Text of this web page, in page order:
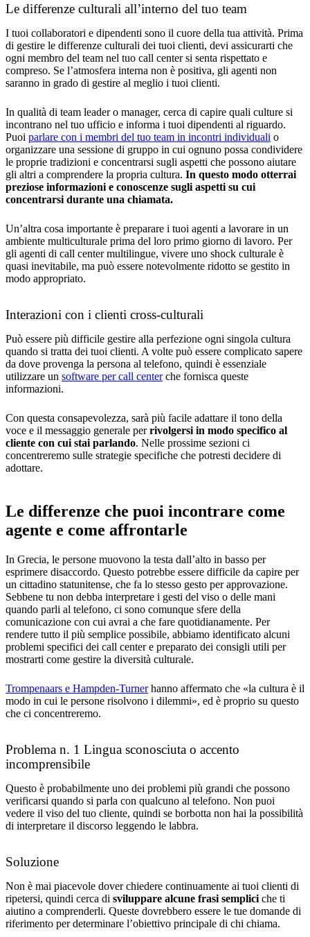
Le differenze culturali all’interno del tuo team
I tuoi collaboratori e dipendenti sono il cuore della tua attività. Prima
di gestire le differenze culturali dei tuoi clienti, devi assicurarti che
ogni membro del team nel tuo call center si senta rispettato e
compreso. Se l’atmosfera interna non è positiva, gli agenti non
saranno in grado di gestire al meglio i tuoi clienti.
In qualità di team leader o manager, cerca di capire quali culture si
incontrano nel tuo ufficio e informa i tuoi dipendenti al riguardo.
Puoi parlare con i membri del tuo team in incontri individuali o
organizzare una sessione di gruppo in cui ognuno possa condividere
le proprie tradizioni e concentrarsi sugli aspetti che possono aiutare
gli altri a comprendere la propria cultura. In questo modo otterrai
preziose informazioni e conoscenze sugli aspetti su cui
concentrarsi durante una chiamata.
Un’altra cosa importante è preparare i tuoi agenti a lavorare in un
ambiente multiculturale prima del loro primo giorno di lavoro. Per
gli agenti di call center multilingue, vivere uno shock culturale è
quasi inevitabile, ma può essere notevolmente ridotto se gestito in
modo appropriato.
Interazioni con i clienti cross-culturali
Può essere più difficile gestire alla perfezione ogni singola cultura
quando si tratta dei tuoi clienti. A volte può essere complicato sapere
da dove provenga la persona al telefono, quindi è essenziale
utilizzare un software per call centerche fornisca queste
informazioni.
Con questa consapevolezza, sarà più facile adattare il tono della
voce e il messaggio generale perrivolgersi in modo specifico al
cliente con cui stai parlando. Nelle prossime sezioni ci
concentreremo sulle strategie specifiche che potresti decidere di
adottare.
Le differenze che puoi incontrare come
agente e come affrontarle
In Grecia, le persone muovono la testa dall’alto in basso per
esprimere disaccordo. Questo potrebbe essere difficile da capire per
un cittadino statunitense, che fa lo stesso gesto per approvazione.
Sebbene tu non debba interpretare i gesti del viso o delle mani
quando parli al telefono, ci sono comunque sfere della
comunicazione con cui avrai a che fare quotidianamente. Per
rendere tutto il più semplice possibile, abbiamo identificato alcuni
problemi specifici dei call center e preparato dei consigli utili per
mostrarti come gestire la diversità culturale.
Trompenaars e Hampden-Turnerhanno affermato che «la cultura è il
modo in cui le persone risolvono i dilemmi», ed è proprio su questo
che ci concentreremo.
Problema n. 1 Lingua sconosciuta o accento
incomprensibile
Questo è probabilmente uno dei problemi più grandi che possono
verificarsi quando si parla con qualcuno al telefono. Non puoi
vedere il viso del tuo cliente, quindi se borbotta non hai la possibilità
di interpretare il discorso leggendo le labbra.
Soluzione
Non è mai piacevole dover chiedere continuamente ai tuoi clienti di
ripetersi, quindi cerca di sviluppare alcune frasi semplici che ti
aiutino a comprenderli. Queste dovrebbero essere le tue domande di
riferimento per determinare l’obiettivo principale di chi chiama.